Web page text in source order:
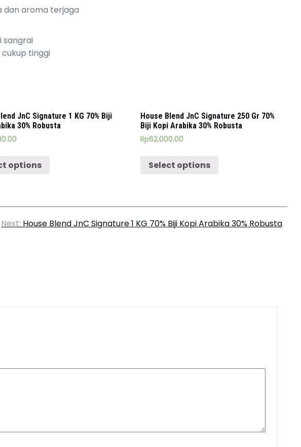
dan aroma terjaga
sangrai
cukup tinggi
JnC Signature 1 KG 70% Biji
30% Robusta
options
House Blend JnC Signature 250 Gr 70%
Biji Kopi Arabika 30% Robusta
Rp62,000.00
Select options
Next: House Blend JnC Signature 1 KG 70% Biji Kopi Arabika 30% Robusta